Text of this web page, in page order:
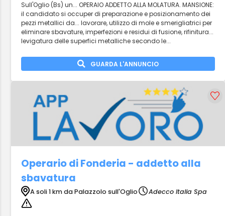
Sull'Oglio (Bs) un... OPERAIO ADDETTO ALLA MOLATURA. MANSIONE:
il candidato si occuper di preparazione e posizionamento dei
pezzi metallici da... lavorare, utilizzo di mole e smerigliatrici per
eliminare sbavature, imperfezioni e residui di fusione, rifinitura...
levigatura delle superfici metalliche secondo le...
GUARDA L'ANNUNCIO
Operario di Fonderia - addetto alla
sbavatura
A soli 1 km da Palazzolo sull'Oglio Adecco Italia Spa